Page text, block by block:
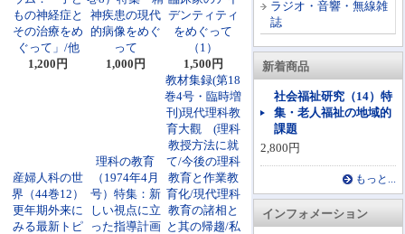
ラジオ・音響・無線雑
誌
新着商品
社会福祉研究（14）特
集・老人福祉の地域的
課題
2,800円
もっと...
インフォメーション
もの神経症と
その治療をめ
ぐって」/他
1,200円
神疾患の現代
的病像をめぐ
って
1,000円
デンティティ
をめぐって
（1）
1,500円
産婦人科の世
界（44巻12）
更年期外来に
みる最新トピ
理科の教育
（1974年4月
号）特集：新
しい視点に立
った指導計画
教材集録(第18
巻4号・臨時増
刊)現代理科教
育大觀 (理科
教授方法に就
て/今後の理科
教育と作業教
育化/現代理科
教育の諸相と
と其の帰趨/私